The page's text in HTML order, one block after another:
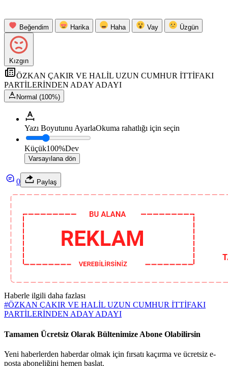
Beğendim Harika Haha Vay Üzgün
Kızgın
ÖZKAN ÇAKIR VE HALİL UZUN CUMHUR İTTİFAKI
PARTİLERİNDEN ADAY ADAYI
Normal (100%)
Yazı Boyutunu AyarlaOkuma rahatlığı için seçin
Küçük100%Dev
Varsayılana dön
0 Paylaş
Haberle ilgili daha fazlası
#ÖZKAN ÇAKIR VE HALİL UZUN CUMHUR İTTİFAKI
PARTİLERİNDEN ADAY ADAYI
Tamamen Ücretsiz Olarak Bültenimize Abone Olabilirsin
Yeni haberlerden haberdar olmak için fırsatı kaçırma ve ücretsiz e-
posta aboneliğini hemen başlat.